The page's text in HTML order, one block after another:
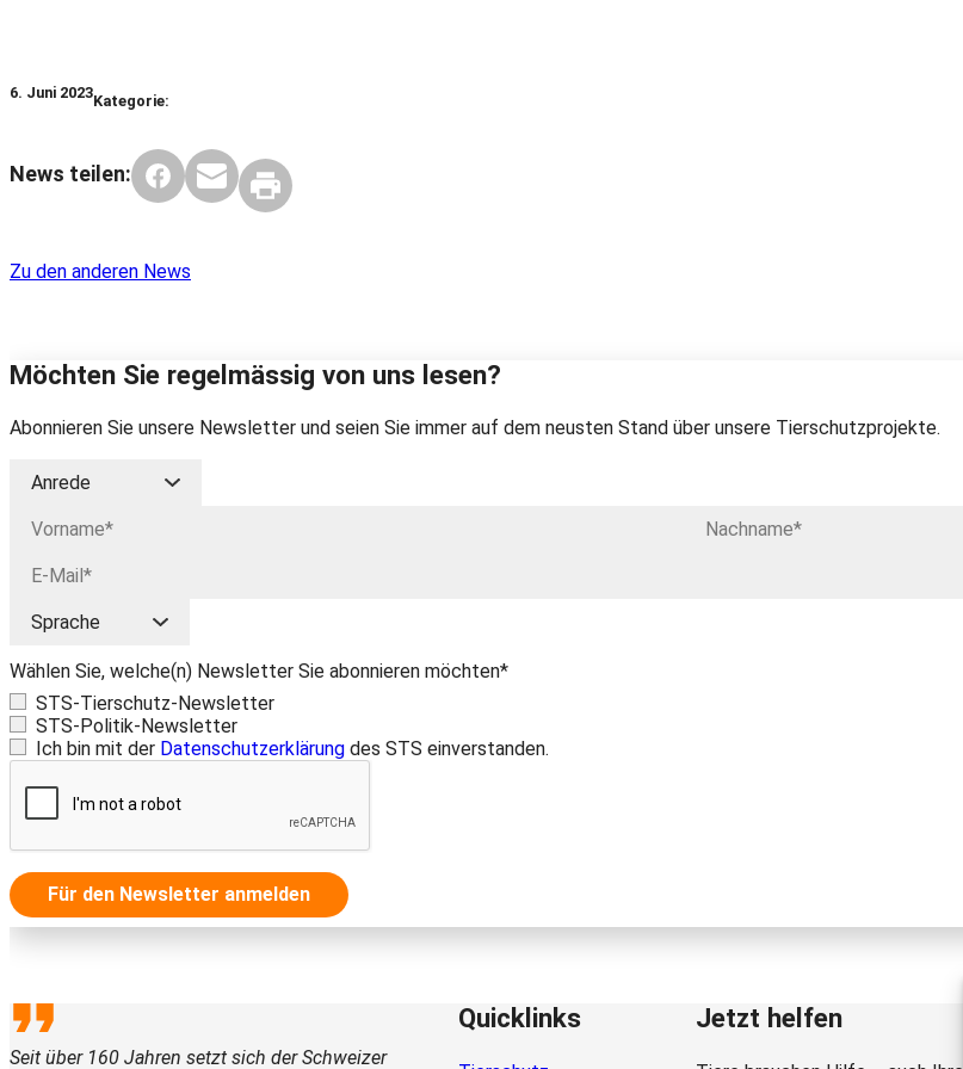
6. Juni 2023Kategorie:
News teilen:
Zu den anderen News
Möchten Sie regelmässig von uns lesen?
Abonnieren Sie unsere Newsletter und seien Sie immer auf dem neusten Stand über unsere Tierschutzprojekte.
Wählen Sie, welche(n) Newsletter Sie abonnieren möchten*
STS-Tierschutz-Newsletter
STS-Politik-Newsletter
Ich bin mit der Datenschutzerklärung des STS einverstanden.
Für den Newsletter anmelden
Seit über 160 Jahren setzt sich der Schweizer
Quicklinks Jetzt helfen